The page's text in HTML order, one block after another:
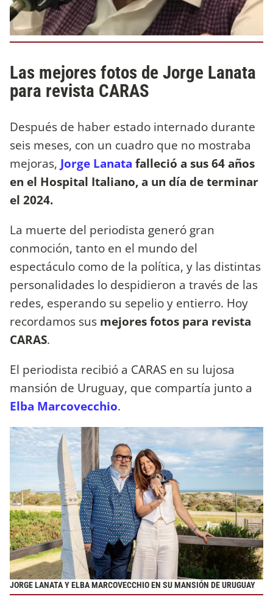
Las mejores fotos de Jorge Lanata
para revista CARAS
Después de haber estado internado durante
seis meses, con un cuadro que no mostraba
mejoras, Jorge Lanata falleció a sus 64 años
en el Hospital Italiano, a un día de terminar
el 2024.
La muerte del periodista generó gran
conmoción, tanto en el mundo del
espectáculo como de la política, y las distintas
personalidades lo despidieron a través de las
redes, esperando su sepelio y entierro. Hoy
recordamos sus mejores fotos para revista
CARAS.
El periodista recibió a CARAS en su lujosa
mansión de Uruguay, que compartía junto a
Elba Marcovecchio.
JORGE LANATA Y ELBA MARCOVECCHIO EN SU MANSIÓN DE URUGUAY